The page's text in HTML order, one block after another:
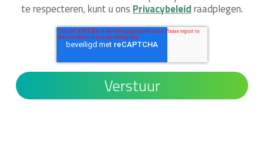
te respecteren, kunt u onsPrivacybeleidraadplegen.